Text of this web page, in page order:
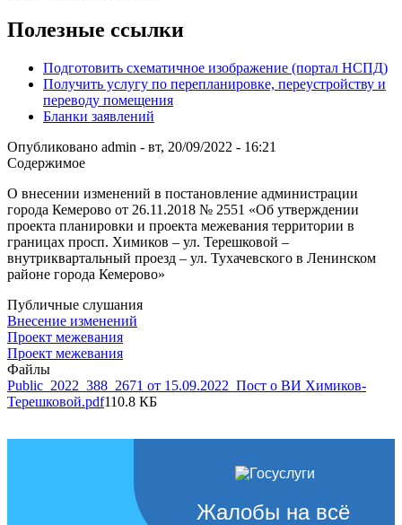
Полезные ссылки
Подготовить схематичное изображение (портал НСПД)
Получить услугу по перепланировке, переустройству и
переводу помещения
Бланки заявлений
Опубликовано admin - вт, 20/09/2022 - 16:21
Содержимое
О внесении изменений в постановление администрации
города Кемерово от 26.11.2018 № 2551 «Об утверждении
проекта планировки и проекта межевания территории в
границах просп. Химиков – ул. Терешковой –
внутриквартальный проезд – ул. Тухачевского в Ленинском
районе города Кемерово»
Публичные слушания
Внесение изменений
Проект межевания
Проект межевания
Файлы
Public_2022_388_2671 от 15.09.2022_Пост о ВИ Химиков-
Терешковой.pdf110.8 КБ
Жалобы на всё